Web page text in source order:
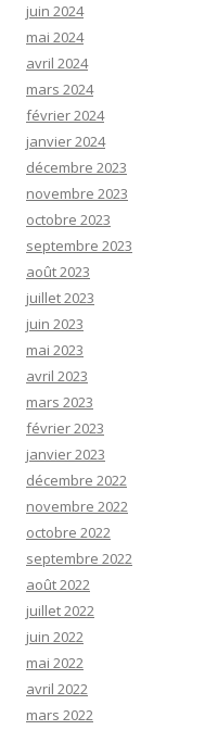
juin 2024
mai 2024
avril 2024
mars 2024
février 2024
janvier 2024
décembre 2023
novembre 2023
octobre 2023
septembre 2023
août 2023
juillet 2023
juin 2023
mai 2023
avril 2023
mars 2023
février 2023
janvier 2023
décembre 2022
novembre 2022
octobre 2022
septembre 2022
août 2022
juillet 2022
juin 2022
mai 2022
avril 2022
mars 2022